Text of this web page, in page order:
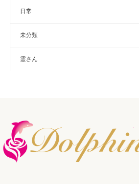
日常
未分類
霊さん